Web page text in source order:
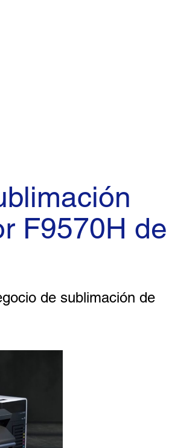
F9570H de
de sublimación de